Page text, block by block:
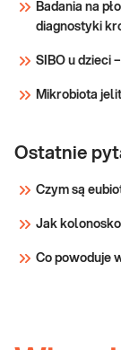
Badania na
diagnostyki
SIBO u dzieci
Mikrobiota
Ostatnie
Czym są
Jak
Co powoduje